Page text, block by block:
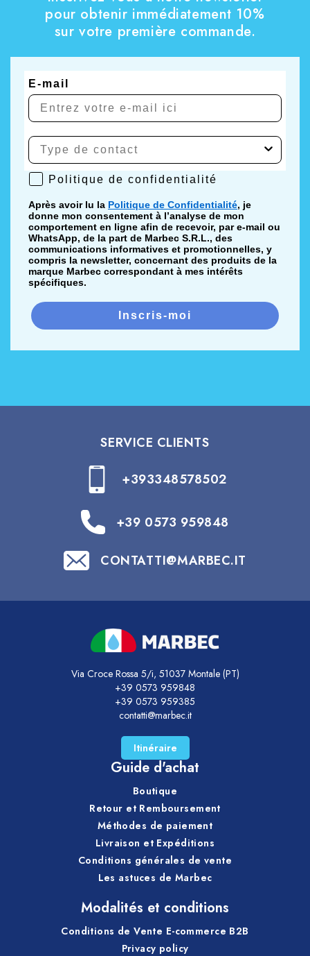
pour obtenir immédiatement 10%
sur votre première commande.
E-mail
Politique de confidentialité
Politique de confidentialité
Après avoir lu la Politique de Confidentialité, je
donne mon consentement à l’analyse de mon
comportement en ligne afin de recevoir, par e-mail ou
WhatsApp, de la part de Marbec S.R.L., des
communications informatives et promotionnelles, y
compris la newsletter, concernant des produits de la
marque Marbec correspondant à mes intérêts
spécifiques.
Inscris-moi
SERVICE CLIENTS
+393348578502
+39 0573 959848
CONTATTI@MARBEC.IT
Via Croce Rossa 5/i, 51037 Montale (PT)
+39 0573 959848
+39 0573 959385
contatti@marbec.it
Itinéraire
Guide d'achat
Boutique
Retour et Remboursement
Méthodes de paiement
Livraison et Expéditions
Conditions générales de vente
Les astuces de Marbec
Modalités et conditions
Conditions de Vente E-commerce B2B
Privacy policy